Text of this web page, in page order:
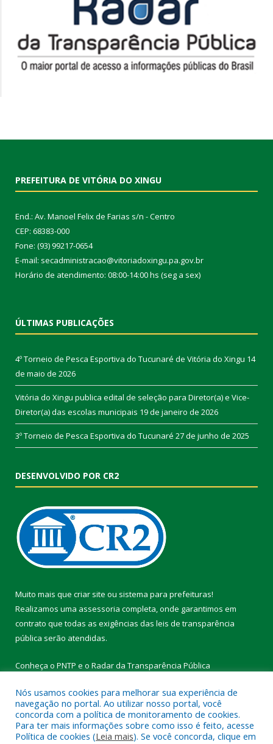
PREFEITURA DE VITÓRIA DO XINGU
End.: Av. Manoel Felix de Farias s/n - Centro
CEP: 68383-000
Fone: (93) 99217-0654
E-mail: secadministracao@vitoriadoxingu.pa.gov.br
Horário de atendimento: 08:00-14:00 hs (seg a sex)
ÚLTIMAS PUBLICAÇÕES
4º Torneio de Pesca Esportiva do Tucunaré de Vitória do Xingu 14
de maio de 2026
Vitória do Xingu publica edital de seleção para Diretor(a) e Vice-
Diretor(a) das escolas municipais 19 de janeiro de 2026
3º Torneio de Pesca Esportiva do Tucunaré 27 de junho de 2025
DESENVOLVIDO POR CR2
Muito mais que criar site ou sistema para prefeituras!
Realizamos uma assessoria completa, onde garantimos em
contrato que todas as exigências das leis de transparência
pública serão atendidas.
Conheça o PNTP e o Radar da Transparência Pública
Todos os direitos reservados a Prefeitura Municipal de Vitória do
Xingu.
Nós usamos cookies para melhorar sua experiência de
navegação no portal. Ao utilizar nosso portal, você
concorda com a política de monitoramento de cookies.
Para ter mais informações sobre como isso é feito, acesse
Política de cookies (Leia mais). Se você concorda, clique em